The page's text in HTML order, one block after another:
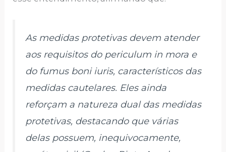
As medidas protetivas devem atender
aos requisitos do periculum in mora e
do fumus boni iuris, característicos das
medidas cautelares. Eles ainda
reforçam a natureza dual das medidas
protetivas, destacando que várias
delas possuem, inequivocamente,